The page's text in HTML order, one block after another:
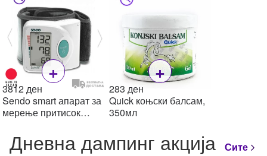
+
3812 ден
Sendo smart апарат за
мерење притисок
+
283 ден
Quick коњски балсам,
350мл
Дневна дампинг акција Сите